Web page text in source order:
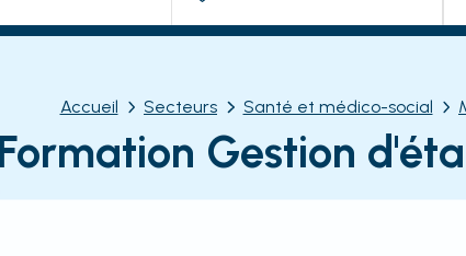
Accueil Secteurs Santé et médico-social
Formation Gestion